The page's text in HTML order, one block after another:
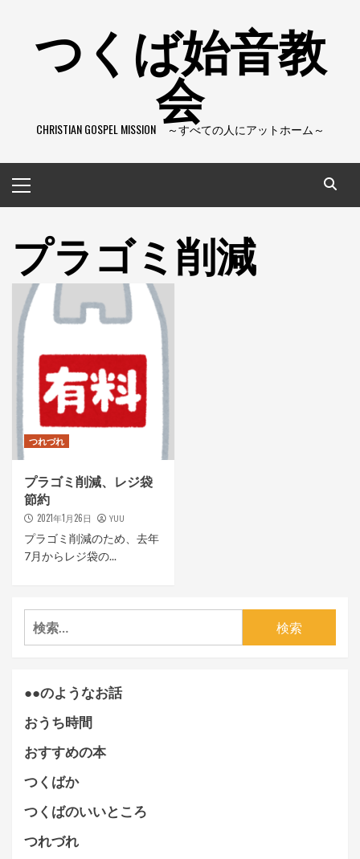
つくば始音教
会
CHRISTIAN GOSPEL MISSION ～すべての人にアットホーム～
イ
ン
ニ
ュ
プラゴミ削減
つれづれ
プラゴミ削減、レジ袋
節約
2021年1月26日 YUU
プラゴミ削減のため、去年
7月からレジ袋の...
検
索:
●●のようなお話
おうち時間
おすすめの本
つくばか
つくばのいいところ
つれづれ